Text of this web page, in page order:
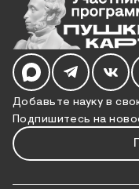
Добавьте науку в
Подпишитесь на
Мы в